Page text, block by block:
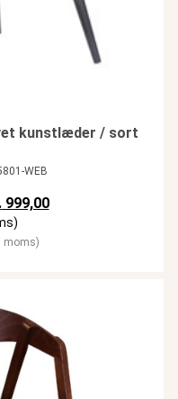
kunstlæder / sort
WEB
oprindelige pris var: kr.
999,00Den aktuelle pris er:
moms)